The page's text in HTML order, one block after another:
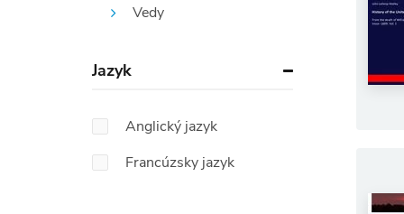
Vedy
Jazyk
Anglický jazyk
Francúzsky jazyk